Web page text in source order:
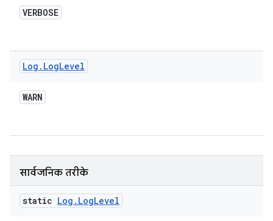
VERBOSE
Log . LogLevel
WARN
सार्वजनिक तरीके
static Log . LogLevel